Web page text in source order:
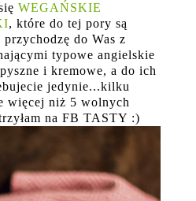
WEGAŃSKIE
, które do tej pory są
do Was z
typowe angielskie
i kremowe, a do ich
jedynie...kilku
więcej niż 5 wolnych
na FB TASTY :)